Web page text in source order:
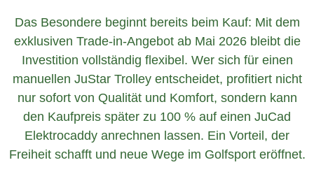
Das Besondere beginnt bereits beim Kauf: Mit dem
exklusiven Trade-in-Angebot ab Mai 2026 bleibt die
Investition vollständig flexibel. Wer sich für einen
manuellen JuStar Trolley entscheidet, profitiert nicht
nur sofort von Qualität und Komfort, sondern kann
den Kaufpreis später zu 100 % auf einen JuCad
Elektrocaddy anrechnen lassen. Ein Vorteil, der
Freiheit schafft und neue Wege im Golfsport eröffnet.